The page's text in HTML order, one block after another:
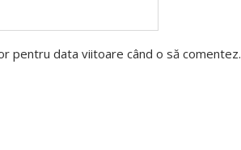
pentru data viitoare când o să comentez.